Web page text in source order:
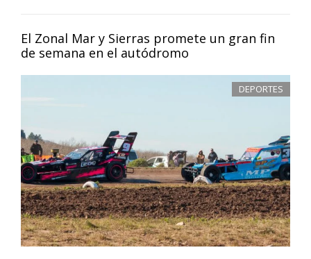
El Zonal Mar y Sierras promete un gran fin
de semana en el autódromo
DEPORTES